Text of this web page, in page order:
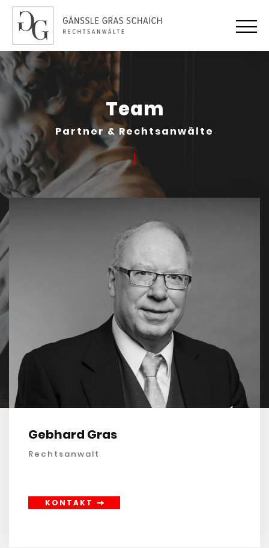
Team
Partner & Rechtsanwälte
Gebhard Gras
Rechtsanwalt
KONTAKT